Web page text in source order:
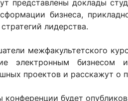
представлены доклады
бизнеса,
лидерства.
межфакультетского
электронным бизнесом
проектов и расскажут о
конференции будет